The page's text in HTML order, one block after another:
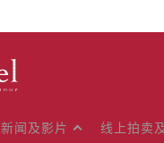
新闻及影片 线上拍卖